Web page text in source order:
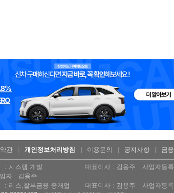
관 개인정보처리방침 이용문의 공지사항 금
시스템 개발 대표이사 : 김용주 사업자등
자 : 김용주
리스,할부금융 중개업 대표이사 : 김용주 사업자등